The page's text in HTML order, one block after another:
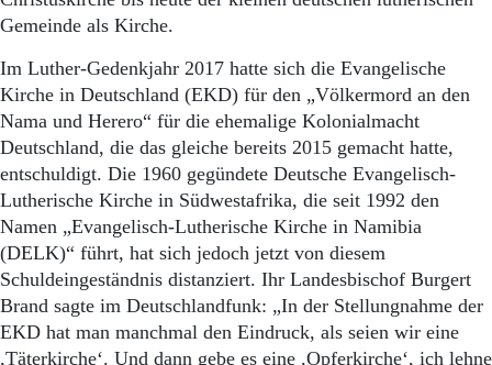
Gemeinde als Kirche.
Im Luther-Gedenkjahr 2017 hatte sich die Evangelische
Kirche in Deutschland (EKD) für den „Völkermord an den
Nama und He­re­ro“ für die ehemalige Kolonialmacht
Deutschland, die das gleiche bereits 2015 gemacht hatte,
entschuldigt. Die 1960 gegündete Deutsche Evangelisch-
Lutherische Kirche in Südwestafrika, die seit 1992 den
Namen „Evangelisch-Lutherische Kirche in Namibia
(DELK)“ führt, hat sich jedoch jetzt von diesem
Schuldeingeständnis distanziert. Ihr Landesbischof Burgert
Brand sagte im Deutschlandfunk: „In der Stellungnahme der
EKD hat man manchmal den Eindruck, als seien wir eine
,Täterkirche‘. Und dann gebe es eine ,Opferkirche‘, ich lehne